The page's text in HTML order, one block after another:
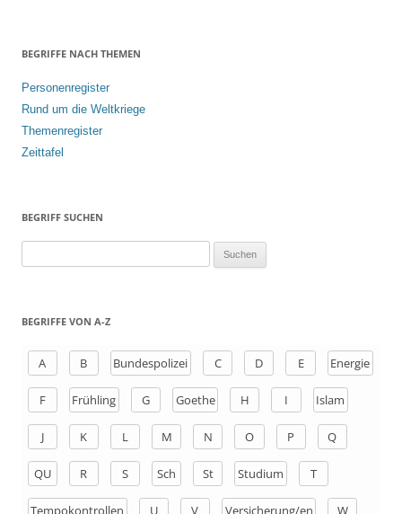
BEGRIFFE NACH THEMEN
Personenregister
Rund um die Weltkriege
Themenregister
Zeittafel
BEGRIFF SUCHEN
h
BEGRIFFE VON A-Z
A B Bundespolizei C D E Energie
F Frühling G Goethe H I Islam
J K L M N O P Q
QU R S Sch St Studium T
Tempokontrollen U V Versicherung/en W